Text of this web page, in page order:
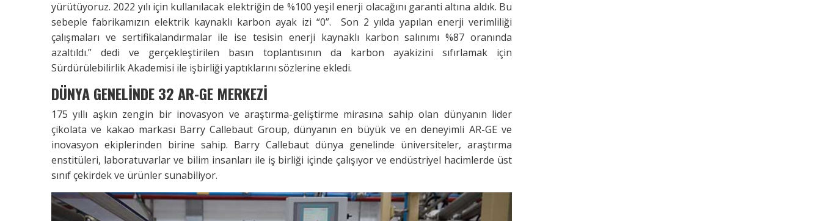
yürütüyoruz. 2022 yılı için kullanılacak elektriğin de %100 yeşil enerji olacağını garanti altına aldık. Bu
sebeple fabrikamızın elektrik kaynaklı karbon ayak izi “0”. Son 2 yılda yapılan enerji verimliliği
çalışmaları ve sertifikalandırmalar ile ise tesisin enerji kaynaklı karbon salınımı %87 oranında
azaltıldı.” dedi ve gerçekleştirilen basın toplantısının da karbon ayakizini sıfırlamak için
Sürdürülebilirlik Akademisi ile işbirliği yaptıklarını sözlerine ekledi.
DÜNYA GENELİNDE 32 AR-GE MERKEZİ
175 yıllı aşkın zengin bir inovasyon ve araştırma-geliştirme mirasına sahip olan dünyanın lider
çikolata ve kakao markası Barry Callebaut Group, dünyanın en büyük ve en deneyimli AR-GE ve
inovasyon ekiplerinden birine sahip. Barry Callebaut dünya genelinde üniversiteler, araştırma
enstitüleri, laboratuvarlar ve bilim insanları ile iş birliği içinde çalışıyor ve endüstriyel hacimlerde üst
sınıf çekirdek ve ürünler sunabiliyor.